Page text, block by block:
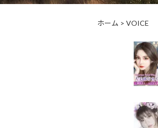
ホーム > VOICE